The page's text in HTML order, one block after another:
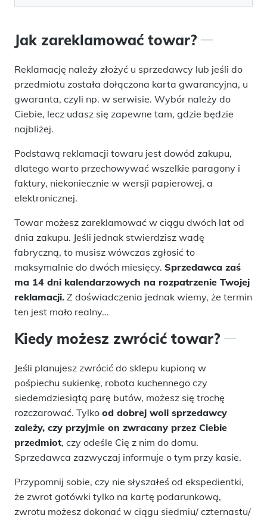
Jak zareklamować towar?
Reklamację należy złożyć u sprzedawcy lub jeśli do
przedmiotu została dołączona karta gwarancyjna, u
gwaranta, czyli np. w serwisie. Wybór należy do
Ciebie, lecz udasz się zapewne tam, gdzie będzie
najbliżej.
Podstawą reklamacji towaru jest dowód zakupu,
dlatego warto przechowywać wszelkie paragony i
faktury, niekoniecznie w wersji papierowej, a
elektronicznej.
Towar możesz zareklamować w ciągu dwóch lat od
dnia zakupu. Jeśli jednak stwierdzisz wadę
fabryczną, to musisz wówczas zgłosić to
maksymalnie do dwóch miesięcy. Sprzedawca zaś
ma 14 dni kalendarzowych na rozpatrzenie Twojej
reklamacji. Z doświadczenia jednak wiemy, że termin
ten jest mało realny…
Kiedy możesz zwrócić towar?
Jeśli planujesz zwrócić do sklepu kupioną w
pośpiechu sukienkę, robota kuchennego czy
siedemdziesiątą parę butów, możesz się trochę
rozczarować. Tylko od dobrej woli sprzedawcy
zależy, czy przyjmie on zwracany przez Ciebie
przedmiot, czy odeśle Cię z nim do domu.
Sprzedawca zazwyczaj informuje o tym przy kasie.
Przypomnij sobie, czy nie słyszałeś od ekspedientki,
że zwrot gotówki tylko na kartę podarunkową,
zwrotu możesz dokonać w ciągu siedmiu/ czternastu/